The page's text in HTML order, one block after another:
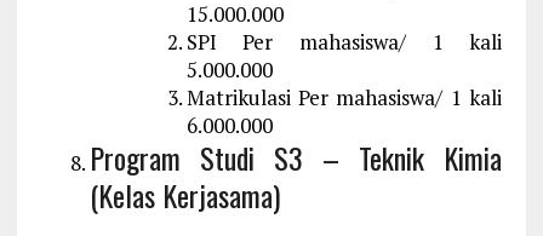
15.000.000
SPI Per mahasiswa/ 1 kali
5.000.000
Matrikulasi Per mahasiswa/ 1 kali
6.000.000
Program Studi S3 – Teknik Kimia
(Kelas Kerjasama)